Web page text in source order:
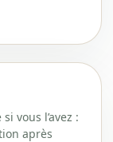
vous l’avez :
après